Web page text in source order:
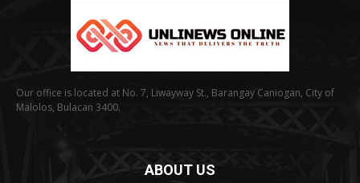
Our office is located at No. 7, Liwayway St., Barangay Caniogan, City of
Malolos, Bulacan 3400.
ABOUT US